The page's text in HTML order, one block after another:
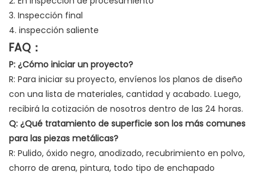
3. Inspección final
4. inspección saliente
FAQ：
P: ¿Cómo iniciar un proyecto?
R: Para iniciar su proyecto, envíenos los planos de diseño
con una lista de materiales, cantidad y acabado. Luego,
recibirá la cotización de nosotros dentro de las 24 horas.
Q: ¿Qué tratamiento de superficie son los más comunes
para las piezas metálicas?
R: Pulido, óxido negro, anodizado, recubrimiento en polvo,
chorro de arena, pintura, todo tipo de enchapado